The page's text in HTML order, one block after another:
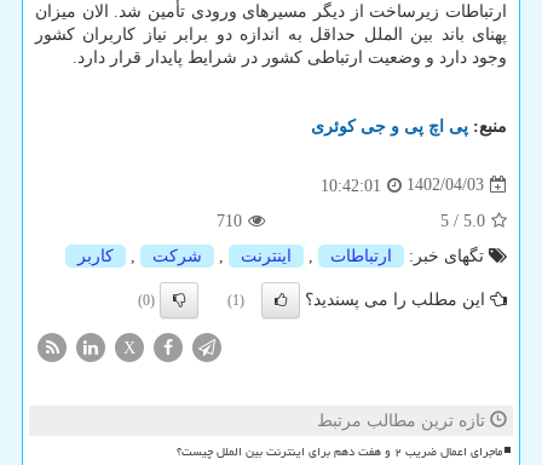
ارتباطات زیرساخت از دیگر مسیرهای ورودی تأمین شد. الان میزان
پهنای باند بین الملل حداقل به اندازه دو برابر نیاز کاربران کشور
وجود دارد و وضعیت ارتباطی کشور در شرایط پایدار قرار دارد.
منبع: پی اچ پی و جی كوئری
1402/04/03
10:42:01
5.0
/
5
710
تگهای خبر:
ارتباطات اینترنت شركت كاربر
این مطلب را می پسندید؟ (1)
(0)
X
تازه ترین مطالب مرتبط
ماجرای اعمال ضریب ۲ و هفت دهم برای اینترنت بین الملل چیست؟